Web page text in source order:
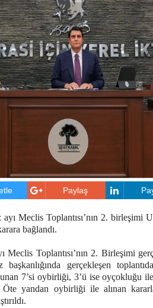
Paylaş
Meclis Toplantısı’nın 2. birleşimi
bağlandı.
Meclis Toplantısı’nın 2. Birleşimi
gerçekleşen
7’si oybirliği, 3’ü ise oyçokluğu
yandan oybirliği ile alınan